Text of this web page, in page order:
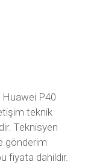
P40
teknik
Teknisyen
gönderim
fiyata dahildir.